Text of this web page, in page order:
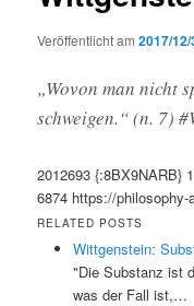
Veröffentlicht am2017/12/
„Wovon man nicht
schweigen.“ (n. 7)
2012693 {:8BX9NARB} 1
6874 https://
RELATED POSTS
Wittgenstein:
"Die Substanz ist
was der Fall ist,…